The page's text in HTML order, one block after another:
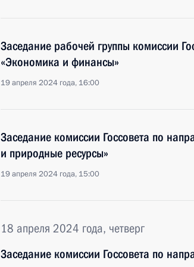
Заседание рабочей группы комиссии
«Экономика и финансы»
19 апреля 2024 года, 16:00
Заседание комиссии Госсовета по
и природные ресурсы»
19 апреля 2024 года, 15:00
18 апреля 2024 года, четверг
Заседание комиссии Госсовета по